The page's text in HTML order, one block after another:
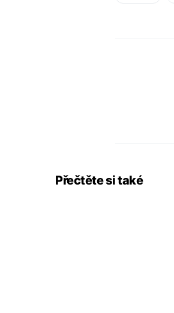
Přečtěte si také